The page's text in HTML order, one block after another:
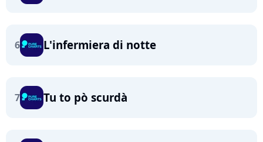
6 L'infermiera di notte
7 Tu to pò scurdà